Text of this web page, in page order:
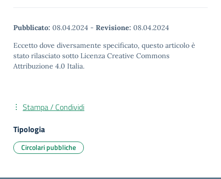
Pubblicato: 08.04.2024 - Revisione: 08.04.2024
Eccetto dove diversamente specificato, questo articolo è
stato rilasciato sotto Licenza Creative Commons
Attribuzione 4.0 Italia.
Stampa / Condividi
Tipologia
Circolari pubbliche